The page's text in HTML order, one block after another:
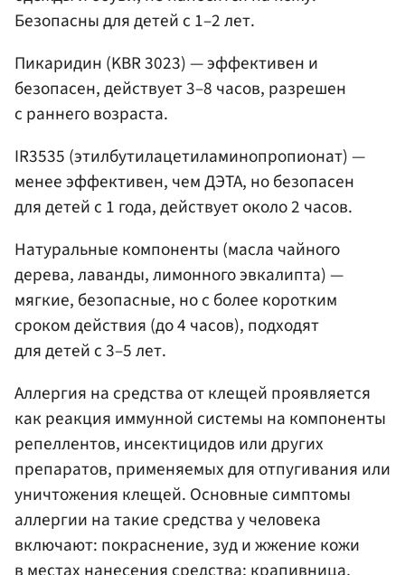
Безопасны для детей с 1–2 лет.
Пикаридин (KBR 3023) — эффективен и
безопасен, действует 3–8 часов, разрешен
с раннего возраста.
IR3535 (этилбутилацетиламинопропионат) —
менее эффективен, чем ДЭТА, но безопасен
для детей с 1 года, действует около 2 часов.
Натуральные компоненты (масла чайного
дерева, лаванды, лимонного эвкалипта) —
мягкие, безопасные, но с более коротким
сроком действия (до 4 часов), подходят
для детей с 3–5 лет.
Аллергия на средства от клещей проявляется
как реакция иммунной системы на компоненты
репеллентов, инсектицидов или других
препаратов, применяемых для отпугивания или
уничтожения клещей. Основные симптомы
аллергии на такие средства у человека
включают: покраснение, зуд и жжение кожи